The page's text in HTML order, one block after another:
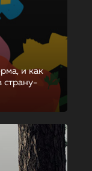
и как
страну-